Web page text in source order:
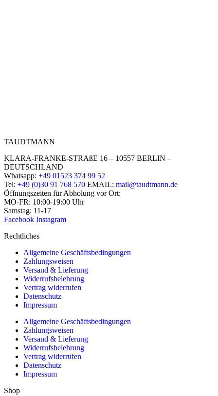
TAUDTMANN
KLARA-FRANKE-STRAßE 16 – 10557 BERLIN –
DEUTSCHLAND
Whatsapp: +49 01523 374 99 52
Tel: +49 (0)30 91 768 570 EMAIL: mail@taudtmann.de
Öffnungszeiten für Abholung vor Ort:
MO-FR: 10:00-19:00 Uhr
Samstag: 11-17
Facebook Instagram
Rechtliches
Allgemeine Geschäftsbedingungen
Zahlungsweisen
Versand & Lieferung
Widerrufsbelehrung
Vertrag widerrufen
Datenschutz
Impressum
Allgemeine Geschäftsbedingungen
Zahlungsweisen
Versand & Lieferung
Widerrufsbelehrung
Vertrag widerrufen
Datenschutz
Impressum
Shop